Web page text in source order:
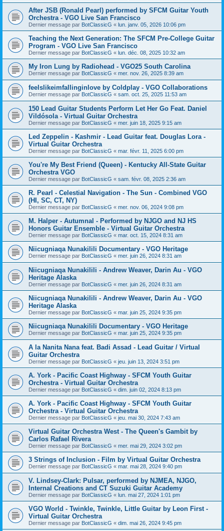
After JSB (Ronald Pearl) performed by SFCM Guitar Youth
Orchestra - VGO Live San Francisco
Dernier message par BotClassicG « lun. janv. 05, 2026 10:06 pm
Teaching the Next Generation: The SFCM Pre-College Guitar
Program - VGO Live San Francisco
Dernier message par BotClassicG « lun. déc. 08, 2025 10:32 am
My Iron Lung by Radiohead - VGO25 South Carolina
Dernier message par BotClassicG « mer. nov. 26, 2025 8:39 am
feelslikeimfallinginlove by Coldplay - VGO Collaborations
Dernier message par BotClassicG « sam. oct. 25, 2025 11:53 am
150 Lead Guitar Students Perform Let Her Go Feat. Daniel
Vildósola - Virtual Guitar Orchestra
Dernier message par BotClassicG « mer. juin 18, 2025 9:15 am
Led Zeppelin - Kashmir - Lead Guitar feat. Douglas Lora -
Virtual Guitar Orchestra
Dernier message par BotClassicG « mar. févr. 11, 2025 6:00 pm
You're My Best Friend (Queen) - Kentucky All-State Guitar
Orchestra VGO
Dernier message par BotClassicG « sam. févr. 08, 2025 2:36 am
R. Pearl - Celestial Navigation - The Sun - Combined VGO
(HI, SC, CT, NY)
Dernier message par BotClassicG « mer. nov. 06, 2024 9:08 pm
M. Halper - Autumnal - Performed by NJGO and NJ HS
Honors Guitar Ensemble - Virtual Guitar Orchestra
Dernier message par BotClassicG « mar. oct. 15, 2024 8:31 am
Niicugniaqa Nunakilili Documentary - VGO Heritage
Dernier message par BotClassicG « mer. juin 26, 2024 8:31 am
Niicugniaqa Nunakilili - Andrew Weaver, Darin Au - VGO
Heritage Alaska
Dernier message par BotClassicG « mer. juin 26, 2024 8:31 am
Niicugniaqa Nunakilili - Andrew Weaver, Darin Au - VGO
Heritage Alaska
Dernier message par BotClassicG « mar. juin 25, 2024 9:35 pm
Niicugniaqa Nunakilili Documentary - VGO Heritage
Dernier message par BotClassicG « mar. juin 25, 2024 9:35 pm
A la Nanita Nana feat. Badi Assad - Lead Guitar / Virtual
Guitar Orchestra
Dernier message par BotClassicG « jeu. juin 13, 2024 3:51 pm
A. York - Pacific Coast Highway - SFCM Youth Guitar
Orchestra - Virtual Guitar Orchestra
Dernier message par BotClassicG « dim. juin 02, 2024 8:13 pm
A. York - Pacific Coast Highway - SFCM Youth Guitar
Orchestra - Virtual Guitar Orchestra
Dernier message par BotClassicG « jeu. mai 30, 2024 7:43 am
Virtual Guitar Orchestra West - The Queen's Gambit by
Carlos Rafael Rivera
Dernier message par BotClassicG « mer. mai 29, 2024 3:02 pm
3 Strings of Inclusion - Film by Virtual Guitar Orchestra
Dernier message par BotClassicG « mar. mai 28, 2024 9:40 pm
V. Lindsey-Clark: Pulsar, performed by NJMEA, NJGO,
Internal Creations and CT Suzuki Guitar Academy
Dernier message par BotClassicG « lun. mai 27, 2024 1:01 pm
VGO World - Twinkle, Twinkle, Little Guitar by Leon First -
Virtual Guitar Orchestra
Dernier message par BotClassicG « dim. mai 26, 2024 9:45 pm